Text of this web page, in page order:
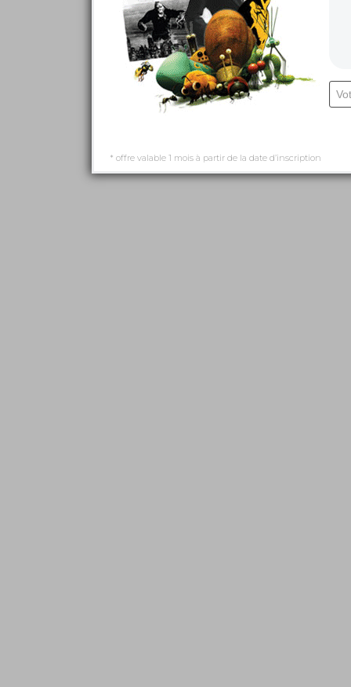
* offre valable 1 mois à partir de la date d’inscription